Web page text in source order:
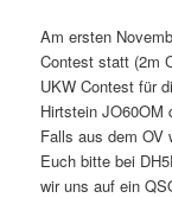
Am ersten
Contest statt (2m
UKW Contest für
Hirtstein JO60OM
Falls aus dem OV
Euch bitte bei
wir uns auf ein